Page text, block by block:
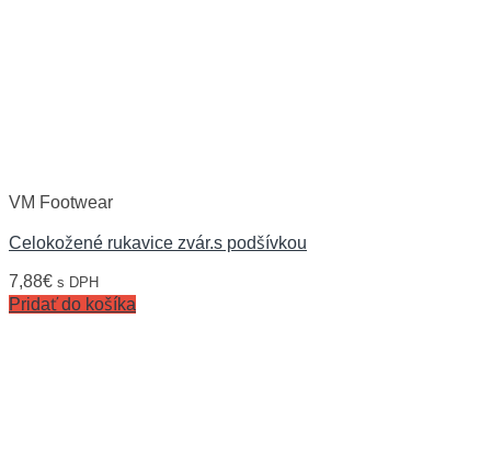
VM Footwear
Celokožené rukavice zvár.s podšívkou
7,88€ s DPH
Pridať do košíka